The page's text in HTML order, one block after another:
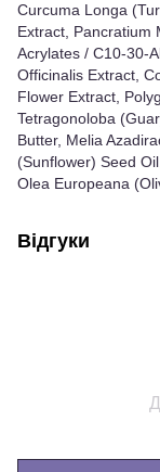
Curcuma Longa
Extract, Pancratium
Acrylates / C10-30-
Officinalis Extract,
Flower Extract,
Tetragonoloba
Butter, Melia
(Sunflower) Seed
Olea Europeana
Відгуки